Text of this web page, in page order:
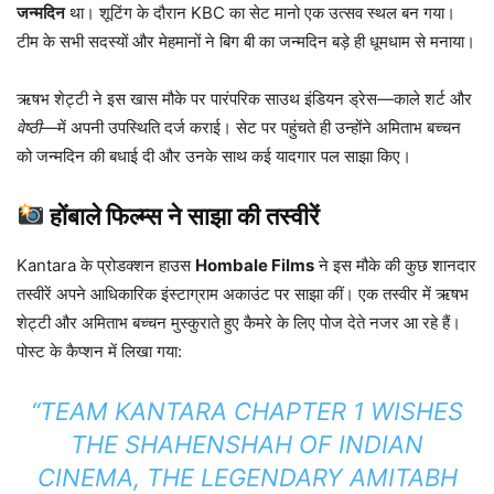
जन्मदिनथा। शूटिंग के दौरान KBC का सेट मानो एक उत्सव स्थल बन गया।
टीम के सभी सदस्यों और मेहमानों ने बिग बी का जन्मदिन बड़े ही धूमधाम से मनाया।
ऋषभ शेट्टी ने इस खास मौके पर पारंपरिक साउथ इंडियन ड्रेस—काले शर्ट और
वेष्ठी—में अपनी उपस्थिति दर्ज कराई। सेट पर पहुंचते ही उन्होंने अमिताभ बच्चन
को जन्मदिन की बधाई दी और उनके साथ कई यादगार पल साझा किए।
होंबाले फिल्म्स ने साझा की तस्वीरें
Kantara के प्रोडक्शन हाउस Hombale Filmsने इस मौके की कुछ शानदार
तस्वीरें अपने आधिकारिक इंस्टाग्राम अकाउंट पर साझा कीं। एक तस्वीर में ऋषभ
शेट्टी और अमिताभ बच्चन मुस्कुराते हुए कैमरे के लिए पोज देते नजर आ रहे हैं।
पोस्ट के कैप्शन में लिखा गया:
“TEAM KANTARA CHAPTER 1 WISHES
THE SHAHENSHAH OF INDIAN
CINEMA, THE LEGENDARY AMITABH